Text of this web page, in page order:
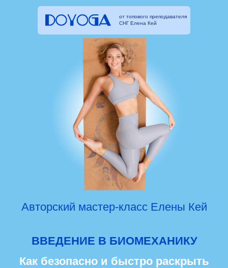
от топового преподавателя
СНГ Елена Кей
ВВЕДЕНИЕ В БИОМЕХАНИКУ
Авторский мастер-класс Елены Кей
Как безопасно и быстро раскрыть